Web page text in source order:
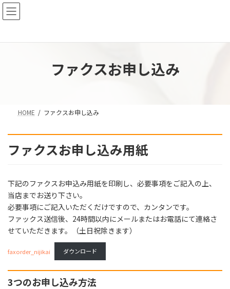
コ
ン
ナ
ビ
ファクスお申し込み
HOME ファクスお申し込み
ファクスお申し込み用紙
下記のファクスお申込み用紙を印刷し、必要事項をご記入の上、
当店までお送り下さい。
必要事項にご記入いただくだけですので、カンタンです。
ファックス送信後、24時間以内にメールまたはお電話にて連絡さ
せていただきます。（土日祝除きます）
faxorder_nijikai ダウンロード
3つのお申し込み方法